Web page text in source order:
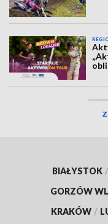
BIAŁYSTOK /
GORZÓW
KRAKÓW /